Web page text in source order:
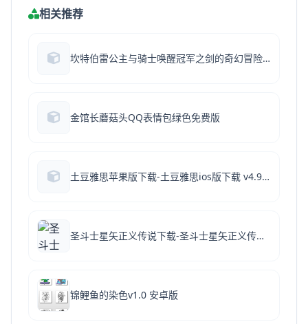
相关推荐
坎特伯雷公主与骑士唤醒冠军之剑的奇幻冒险华为渠道服-坎公骑冠剑华为版下载v3.03.0华为服
金馆长蘑菇头QQ表情包绿色免费版
土豆雅思苹果版下载-土豆雅思ios版下载 v4.97.9
圣斗士星矢正义传说下载-圣斗士星矢正义传说手游下载 v2.0.89安卓版
锦鲤鱼的染色v1.0 安卓版